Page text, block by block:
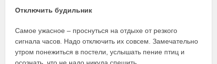
Отключить будильник
Самое ужасное – проснуться на отдыхе от резкого
сигнала часов. Надо отключить их совсем. Замечательно
утром понежиться в постели, услышать пение птиц и
осознать, что не надо никуда спешить.